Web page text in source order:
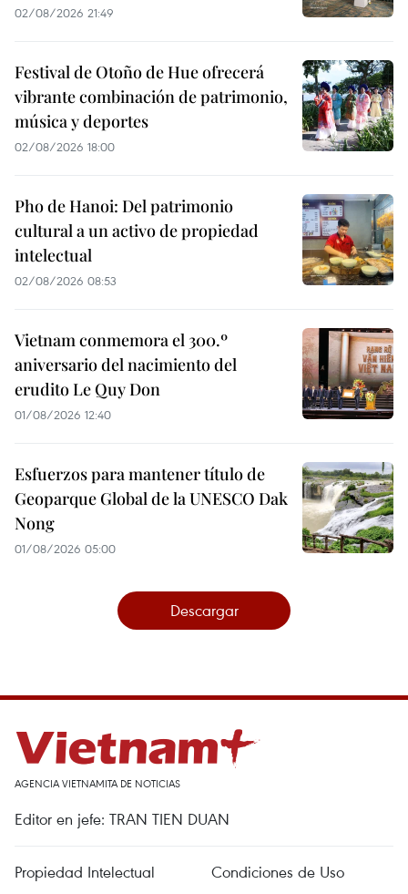
02/08/2026 21:49
Festival de Otoño de Hue ofrecerá
vibrante combinación de patrimonio,
música y deportes
02/08/2026 18:00
Pho de Hanoi: Del patrimonio
cultural a un activo de propiedad
intelectual
02/08/2026 08:53
Vietnam conmemora el 300.º
aniversario del nacimiento del
erudito Le Quy Don
01/08/2026 12:40
Esfuerzos para mantener título de
Geoparque Global de la UNESCO Dak
Nong
01/08/2026 05:00
Descargar
AGENCIA VIETNAMITA DE NOTICIAS
Editor en jefe: TRAN TIEN DUAN
Propiedad Intelectual Condiciones de Uso